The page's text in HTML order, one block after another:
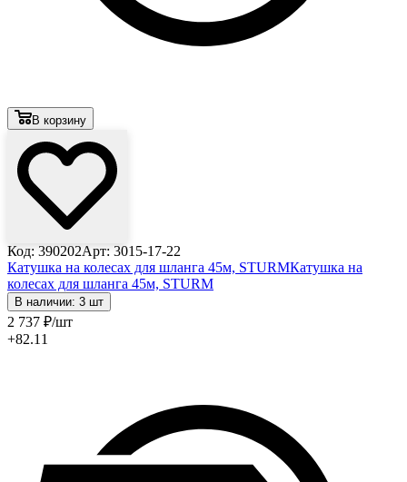
В корзину
Код: 390202Арт: 3015-17-22
Катушка на колесах для шланга 45м, STURMКатушка на
колесах для шланга 45м, STURM
В наличии: 3 шт
2 737 ₽/шт
+82.11